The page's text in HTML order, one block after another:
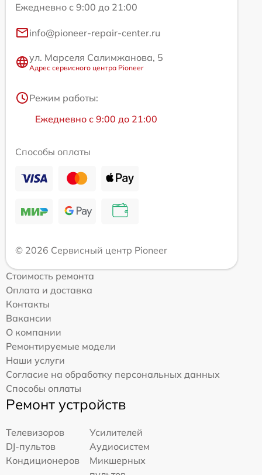
Ежедневно с 9:00 до 21:00
info@pioneer-repair-center.ru
ул. Марселя Салимжанова, 5
Адрес сервисного центра Pioneer
Режим работы:
Ежедневно с 9:00 до 21:00
Способы оплаты
© 2026 Сервисный центр Pioneer
Стоимость ремонта
Оплата и доставка
Контакты
Вакансии
О компании
Ремонтируемые модели
Наши услуги
Согласие на обработку персональных данных
Способы оплаты
Ремонт устройств
Телевизоров
Усилителей
DJ-пультов
Аудиосистем
Кондиционеров
Микшерных